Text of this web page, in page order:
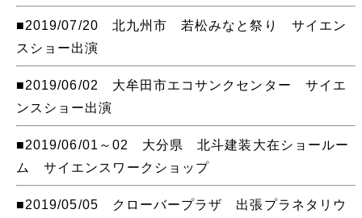
■2019/07/20 北九州市 若松みなと祭り サイエン
スショー出演
■2019/06/02 大牟田市エコサンクセンター サイエ
ンスショー出演
■2019/06/01～02 大分県 北斗建装大在ショールー
ム サイエンスワークショップ
■2019/05/05 クローバープラザ 出張プラネタリウ